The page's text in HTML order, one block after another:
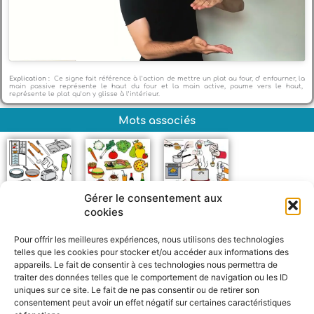
Gérer le consentement aux
cookies
Pour offrir les meilleures expériences, nous utilisons des technologies
telles que les cookies pour stocker et/ou accéder aux informations des
appareils. Le fait de consentir à ces technologies nous permettra de
traiter des données telles que le comportement de navigation ou les ID
uniques sur ce site. Le fait de ne pas consentir ou de retirer son
consentement peut avoir un effet négatif sur certaines caractéristiques
Explication : Ce signe fait référence à l’action de mettre un plat au four, d’ enfourner, la
main passive représente le haut du four et la main active, paume vers le haut,
représente le plat qu’on y glisse à l’intérieur.
Mots associés
Nourriture